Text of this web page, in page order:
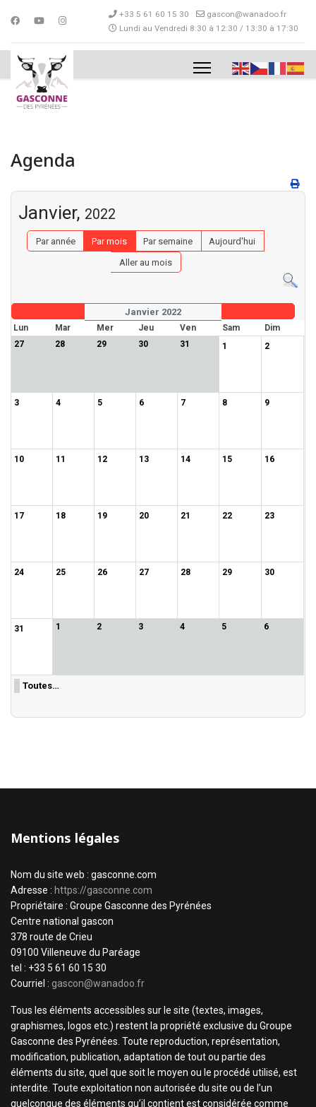
+33 5 61 60 15 30
gascon@wanadoo.fr
Lundi au Vendredi 8:30 à 12:30 / 13:30 à 17:30
Agenda
Janvier, 2022
Par année Par mois Par semaine
Aujourd'hui
Aller au mois
Janvier 2022
Lun Mar Mer Jeu Ven Sam
Dim
27
28 29 30 31 1 2
3 4 5 6 7 8 9
10 11 12 13 14 15 16
17 18 19 20 21 22 23
24 25 26 27 28 29 30
31 1 2 3 4 5 6
Toutes…
Mentions légales
Nom du site web : gasconne.com
Adresse : https://gasconne.com
Propriétaire : Groupe Gasconne des Pyrénées
Centre national gascon
378 route de Crieu
09100 Villeneuve du Paréage
tel : +33 5 61 60 15 30
Courriel : gascon@wanadoo.fr
Tous les éléments accessibles sur le site (textes, images,
graphismes, logos etc.) restent la propriété exclusive du Groupe
Gasconne des Pyrénées. Toute reproduction, représentation,
modification, publication, adaptation de tout ou partie des
éléments du site, quel que soit le moyen ou le procédé utilisé, est
interdite. Toute exploitation non autorisée du site ou de l’un
quelconque des éléments qu’il contient est considérée comme